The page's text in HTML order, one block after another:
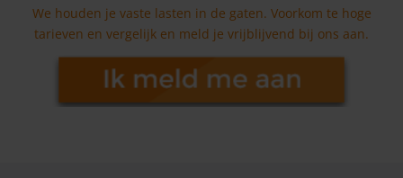
We houden je vaste lasten in de gaten. Voorkom te hoge
tarieven en vergelijk en meld je vrijblijvend bij ons aan.